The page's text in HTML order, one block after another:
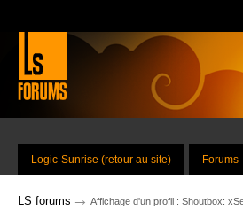
Logic-Sunrise (retour au site) Forums
LS forums → Affichage d'un profil : Shoutbox: